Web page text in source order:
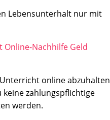
Lebensunterhalt nur mit
Online-Nachhilfe Geld
online abzuhalten
zahlungspflichtige
werden.